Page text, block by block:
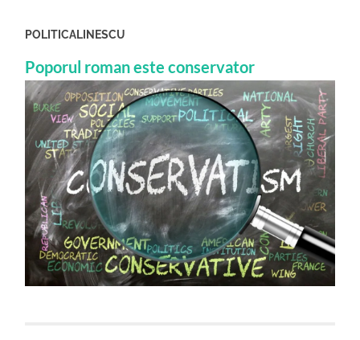
POLITICALINESCU
Poporul roman este conservator